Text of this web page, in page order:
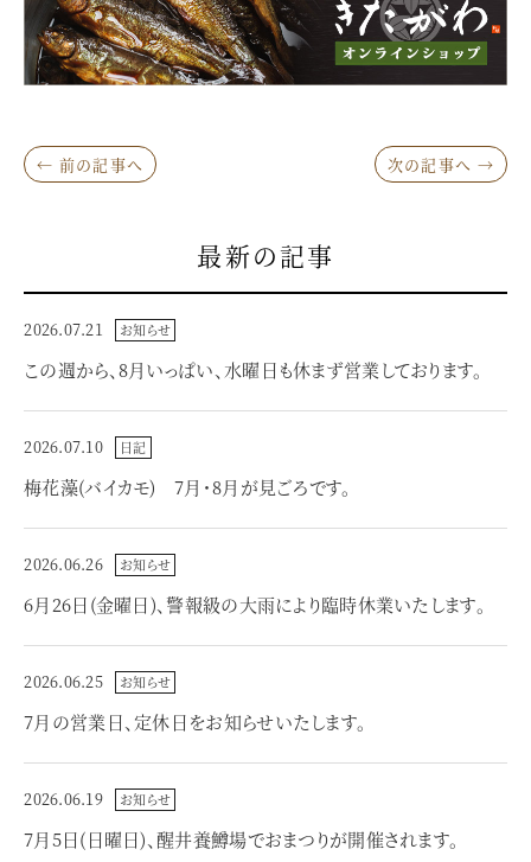
← 前の記事へ 次の記事へ →
最新の記事
2026.07.21 お知らせ
この週から、8月いっぱい、水曜日も休まず営業しております。
2026.07.10 日記
梅花藻(バイカモ) 7月・8月が見ごろです。
2026.06.26 お知らせ
6月26日(金曜日)、警報級の大雨により臨時休業いたします。
2026.06.25 お知らせ
7月の営業日、定休日をお知らせいたします。
2026.06.19 お知らせ
7月5日(日曜日)、醒井養鱒場でおまつりが開催されます。